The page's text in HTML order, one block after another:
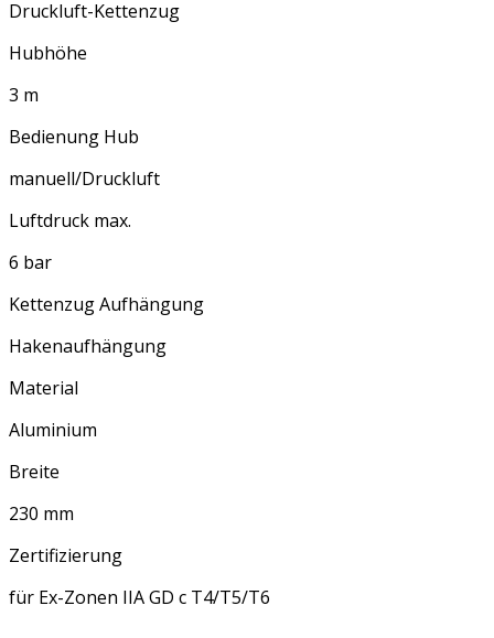
Druckluft-Kettenzug
Hubhöhe
3 m
Bedienung Hub
manuell/Druckluft
Luftdruck max.
6 bar
Kettenzug Aufhängung
Hakenaufhängung
Material
Aluminium
Breite
230 mm
Zertifizierung
für Ex-Zonen IIA GD c T4/T5/T6